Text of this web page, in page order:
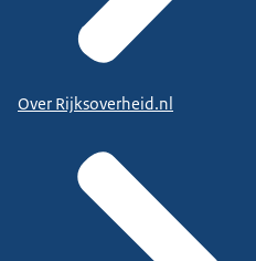
Over Rijksoverheid.nl